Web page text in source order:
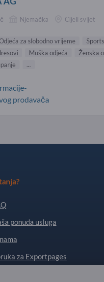
Njemačka Cijeli svijet
za slobodno vrijeme
Muška odjeća Ženska
...
prodavača
ponuda usluga
za Exportpages